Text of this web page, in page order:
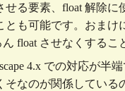
せる要素、float 解除
とも可能です。おま
float させなくする
4.x での対応が半
そなのが関係している